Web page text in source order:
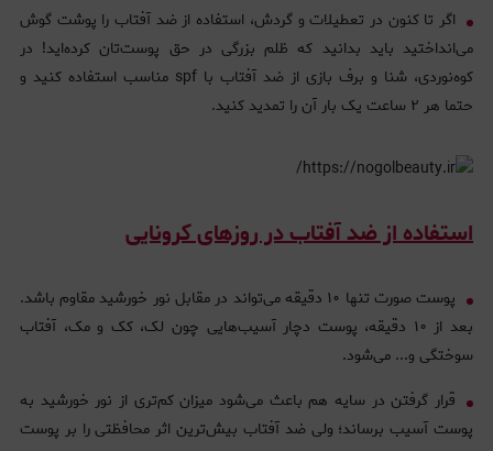
اگر تا کنون در تعطیلات و گردش، استفاده از ضد آفتاب را پوشت گوش
می‌انداختید باید بدانید که ظلم بزرگی در حق پوست‌تان کرده‌اید! در
کوه‌نوردی، شنا و برف بازی از ضد آفتاب با spf مناسب استفاده کنید و
حتما هر ۲ ساعت یک بار آن را تمدید کنید.
استفاده از ضد آفتاب در روزهای کرونایی
پوست صورت تنها ۱۰ دقیقه می‌تواند در مقابل نور خورشید مقاوم باشد.
بعد از ۱۰ دقیقه، پوست دچار آسیب‌هایی چون لک، کک و مک، آفتاب
سوختگی و... می‌شود.
قرار گرفتن در سایه هم باعث می‌شود میزان کم‌تری از نور خورشید به
پوست آسیب برساند؛ ولی ضد آفتاب بیش‌ترین اثر محافظتی را بر پوست